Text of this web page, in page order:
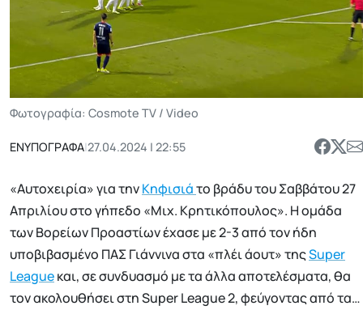
Φωτογραφία: Cosmote TV / Video
ΕΝΥΠΟΓΡΑΦΑ|27.04.2024 | 22:55
«Αυτοχειρία» για τηνΚηφισιάτο βράδυ του Σαββάτου 27
Απριλίου στο γήπεδο «Μιχ. Κρητικόπουλος». Η ομάδα
των Βορείων Προαστίων έχασε με 2-3 από τον ήδη
υποβιβασμένο ΠΑΣ Γιάννινα στα «πλέι άουτ» τηςSuper
Leagueκαι, σε συνδυασμό με τα άλλα αποτελέσματα, θα
τον ακολουθήσει στη Super League 2, φεύγοντας από τα…